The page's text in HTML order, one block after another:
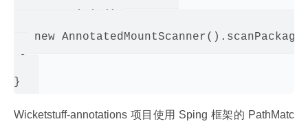
new
Wicketstuff-annotations 项目使用 Sping 框架的 PathMatc